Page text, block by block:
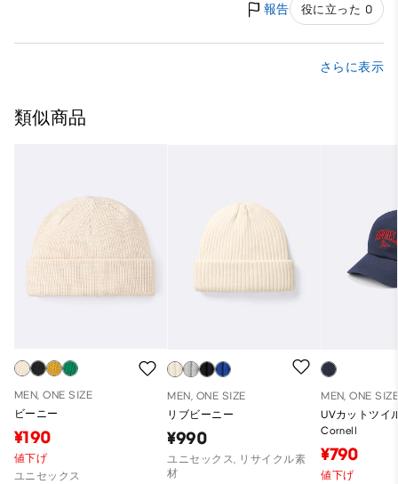
報告 役に立った 0
さらに表示
類似商品
MEN, ONE SIZE
ビーニー
¥190
値下げ
ユニセックス
MEN, ONE SIZE
リブビーニー
¥990
ユニセックス, リサイクル素
材
MEN, ONE
UVカットツイ
Cornell
¥790
値下げ